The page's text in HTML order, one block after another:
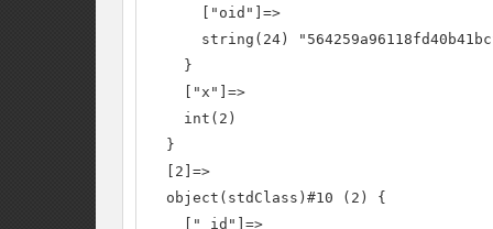
      ["oid"]=>
string(24)
    }
    ["x"]=>
    int(2)
  }
  [2]=>
  object(stdClass)#10 (2) {
    ["_id"]=>